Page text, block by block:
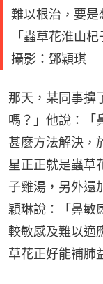
難以根治，要
「蟲草花淮山
攝影：鄧穎琪
那天，某同事擤
嗎？」他說：「
甚麼方法解決，
星正正就是蟲草
子雞湯，另外還
穎琳說：「鼻敏
較敏感及難以適
草花正好能補肺